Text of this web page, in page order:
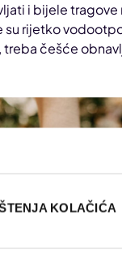
KOLAČIĆA
i bijele tragove
su rijetko
treba češće